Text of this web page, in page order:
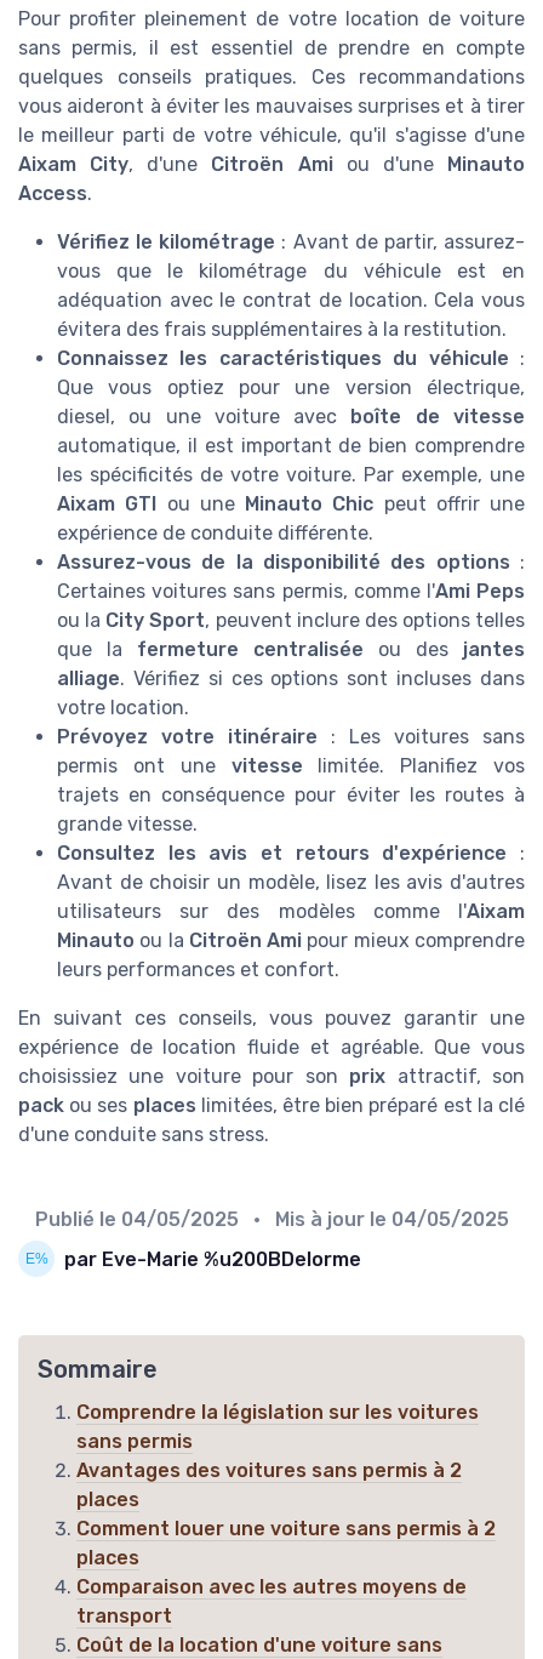
Pour profiter pleinement de votre location de voiture
sans permis, il est essentiel de prendre en compte
quelques conseils pratiques. Ces recommandations
vous aideront à éviter les mauvaises surprises et à tirer
le meilleur parti de votre véhicule, qu'il s'agisse d'une
Aixam City, d'une Citroën Amiou d'une Minauto
Access.
Vérifiez le kilométrage : Avant de partir, assurez-
vous que le kilométrage du véhicule est en
adéquation avec le contrat de location. Cela vous
évitera des frais supplémentaires à la restitution.
Connaissez les caractéristiques du véhicule :
Que vous optiez pour une version électrique,
diesel, ou une voiture avec boîte de vitesse
automatique, il est important de bien comprendre
les spécificités de votre voiture. Par exemple, une
Aixam GTI ou une Minauto Chic peut offrir une
expérience de conduite différente.
Assurez-vous de la disponibilité des options :
Certaines voitures sans permis, comme l'Ami Peps
ou la City Sport, peuvent inclure des options telles
que la fermeture centralisée ou des jantes
alliage. Vérifiez si ces options sont incluses dans
votre location.
Prévoyez votre itinéraire : Les voitures sans
permis ont une vitesse limitée. Planifiez vos
trajets en conséquence pour éviter les routes à
grande vitesse.
Consultez les avis et retours d'expérience :
Avant de choisir un modèle, lisez les avis d'autres
utilisateurs sur des modèles comme l'Aixam
Minauto ou la Citroën Ami pour mieux comprendre
leurs performances et confort.
En suivant ces conseils, vous pouvez garantir une
expérience de location fluide et agréable. Que vous
choisissiez une voiture pour son prix attractif, son
pack ou ses places limitées, être bien préparé est la clé
d'une conduite sans stress.
Publié le 04/05/2025 • Mis à jour le 04/05/2025
par Eve-Marie %u200BDelorme
Sommaire
Comprendre la législation sur les voitures
sans permis
Avantages des voitures sans permis à 2
places
Comment louer une voiture sans permis à 2
places
Comparaison avec les autres moyens de
transport
Coût de la location d'une voiture sans